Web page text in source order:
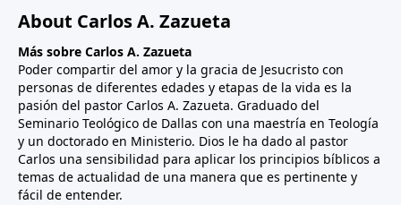
About Carlos A. Zazueta
Más sobre Carlos A. Zazueta
Poder compartir del amor y la gracia de Jesucristo con
personas de diferentes edades y etapas de la vida es la
pasión del pastor Carlos A. Zazueta. Graduado del
Seminario Teológico de Dallas con una maestría en Teología
y un doctorado en Ministerio. Dios le ha dado al pastor
Carlos una sensibilidad para aplicar los principios bíblicos a
temas de actualidad de una manera que es pertinente y
fácil de entender.